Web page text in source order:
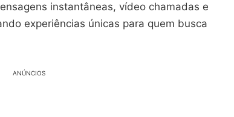
instantâneas, vídeo chamadas e
experiências únicas para quem busca
ANÚNCIOS